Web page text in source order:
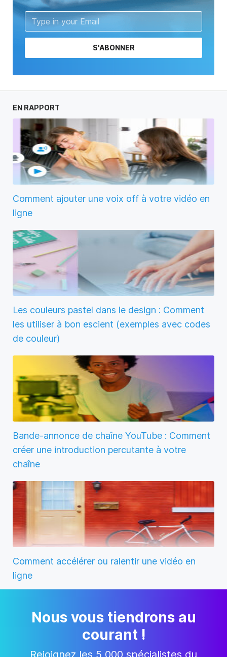
S'ABONNER
EN RAPPORT
Comment ajouter une voix off à votre vidéo en
ligne
Les couleurs pastel dans le design : Comment
les utiliser à bon escient (exemples avec codes
de couleur)
Bande-annonce de chaîne YouTube : Comment
créer une introduction percutante à votre
chaîne
Comment accélérer ou ralentir une vidéo en
ligne
Nous vous tiendrons au
courant !
Rejoignez les 5 000 spécialistes du